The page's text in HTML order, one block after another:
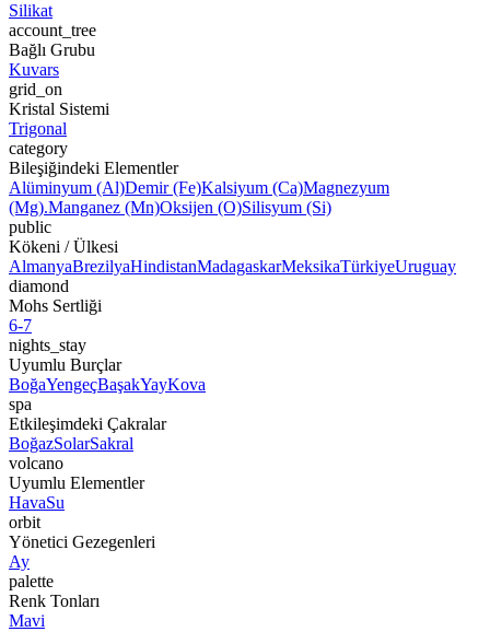
Silikat
account_tree
Bağlı Grubu
Kuvars
grid_on
Kristal Sistemi
Trigonal
category
Bileşiğindeki Elementler
Alüminyum (Al)Demir (Fe)Kalsiyum (Ca)Magnezyum
(Mg).Manganez (Mn)Oksijen (O)Silisyum (Si)
public
Kökeni / Ülkesi
AlmanyaBrezilyaHindistanMadagaskarMeksikaTürkiyeUruguay
diamond
Mohs Sertliği
6-7
nights_stay
Uyumlu Burçlar
BoğaYengeçBaşakYayKova
spa
Etkileşimdeki Çakralar
BoğazSolarSakral
volcano
Uyumlu Elementler
HavaSu
orbit
Yönetici Gezegenleri
Ay
palette
Renk Tonları
Mavi